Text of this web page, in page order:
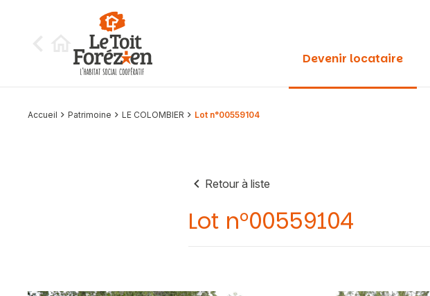
Devenir locataire
Accueil Patrimoine LE COLOMBIER Lot n°00559104
Retour à liste
Lot n°00559104